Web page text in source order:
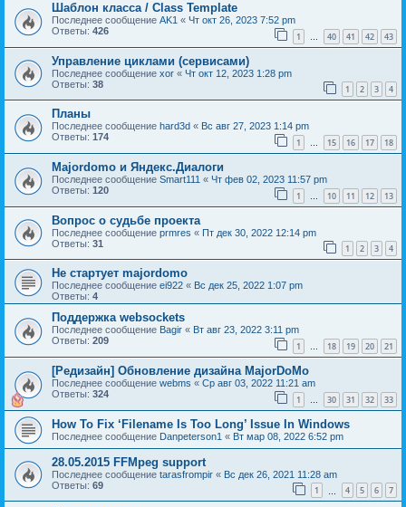
Шаблон класса / Class Template
Последнее сообщение AK1 « Чт окт 26, 2023 7:52 pm
Ответы: 426 1 … 40 41 42 43
Управление циклами (сервисами)
Последнее сообщение xor « Чт окт 12, 2023 1:28 pm
Ответы: 38 1 2 3 4
Планы
Последнее сообщение hard3d « Вс авг 27, 2023 1:14 pm
Ответы: 174 1 … 15 16 17 18
Majordomo и Яндекс.Диалоги
Последнее сообщение Smart111 « Чт фев 02, 2023 11:57 pm
Ответы: 120 1 … 10 11 12 13
Вопрос о судьбе проекта
Последнее сообщение prmres « Пт дек 30, 2022 12:14 pm
Ответы: 31 1 2 3 4
Не стартует majordomo
Последнее сообщение ei922 « Вс дек 25, 2022 1:07 pm
Ответы: 4
Поддержка websockets
Последнее сообщение Bagir « Вт авг 23, 2022 3:11 pm
Ответы: 209 1 … 18 19 20 21
[Редизайн] Обновление дизайна MajorDoMo
Последнее сообщение webms « Ср авг 03, 2022 11:21 am
Ответы: 324 1 … 30 31 32 33
How To Fix ‘Filename Is Too Long’ Issue In Windows
Последнее сообщение Danpeterson1 « Вт мар 08, 2022 6:52 pm
28.05.2015 FFMpeg support
Последнее сообщение tarasfrompir « Вс дек 26, 2021 11:28 am
Ответы: 69 1 4 5 6 7